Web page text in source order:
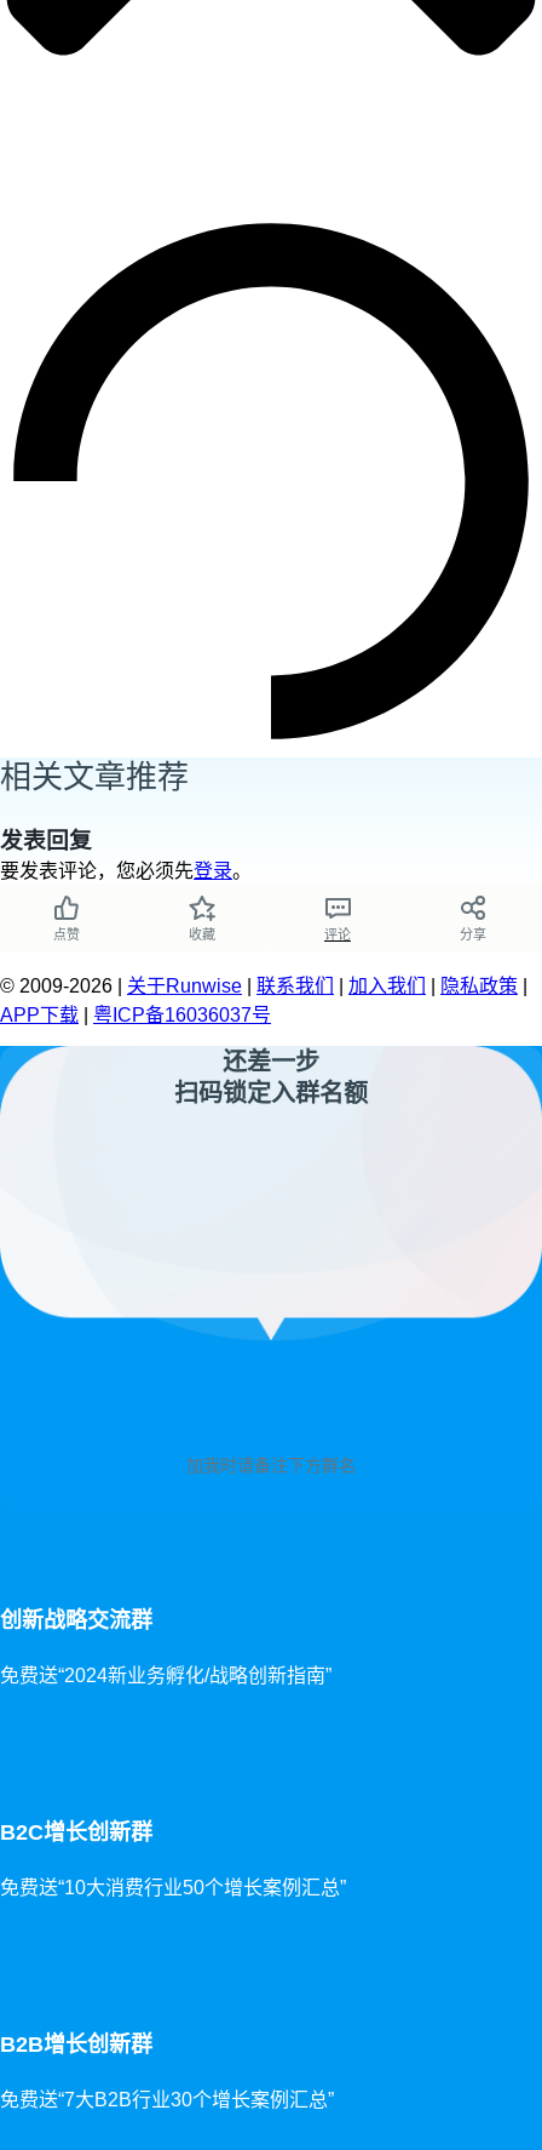
相关文章推荐
发表回复
要发表评论，您必须先登录。
点赞 收藏 评论 分享
© 2009-2026 | 关于Runwise 联系我们 加入我们 隐私政策
APP下载
粤ICP备16036037号
还差一步
扫码锁定入群名额
加我时请备注下方群名
创新战略交流群
免费送“2024新业务孵化/战略创新指南”
B2C增长创新群
免费送“10大消费行业50个增长案例汇总”
B2B增长创新群
免费送“7大B2B行业30个增长案例汇总”